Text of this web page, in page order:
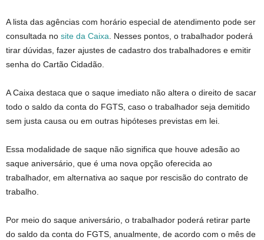
A lista das agências com horário especial de atendimento pode ser
consultada no site da Caixa. Nesses pontos, o trabalhador poderá
tirar dúvidas, fazer ajustes de cadastro dos trabalhadores e emitir
senha do Cartão Cidadão.
A Caixa destaca que o saque imediato não altera o direito de sacar
todo o saldo da conta do FGTS, caso o trabalhador seja demitido
sem justa causa ou em outras hipóteses previstas em lei.
Essa modalidade de saque não significa que houve adesão ao
saque aniversário, que é uma nova opção oferecida ao
trabalhador, em alternativa ao saque por rescisão do contrato de
trabalho.
Por meio do saque aniversário, o trabalhador poderá retirar parte
do saldo da conta do FGTS, anualmente, de acordo com o mês de